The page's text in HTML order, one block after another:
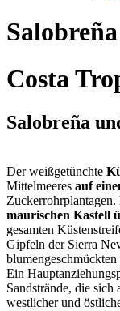
Costa
Salobreña
Der weißgetünchte
Mittelmeeres auf
maurischen Kastell
gesamten
Gipfeln der Sierra
Ein
Sandstrände, die
westlicher und